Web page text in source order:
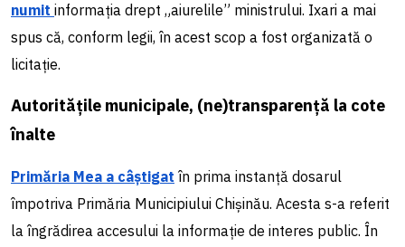
numit informația drept „aiurelile” ministrului. Ixari a mai
spus că, conform legii, în acest scop a fost organizată o
licitație.
Autoritățile municipale, (ne)transparență la cote
înalte
Primăria Mea a câștigat în prima instanță dosarul
împotriva Primăria Municipiului Chișinău. Acesta s-a referit
la îngrădirea accesului la informație de interes public. ​​În